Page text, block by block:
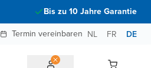
Bis zu 10 Jahre Garantie
Termin vereinbaren NL FR DE